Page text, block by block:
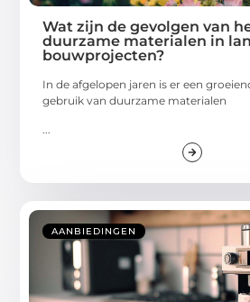
Wat zijn de gevolgen van
duurzame materialen in
bouwprojecten?
In de afgelopen jaren is er een
gebruik van duurzame materialen
...
AANBIEDINGEN